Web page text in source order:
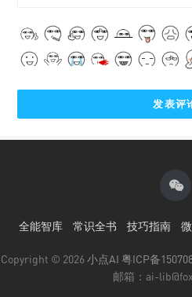
全能智库 常识全书 技巧指南
Copyright © 2026小点AI 粤ICP备
邮箱：ai-